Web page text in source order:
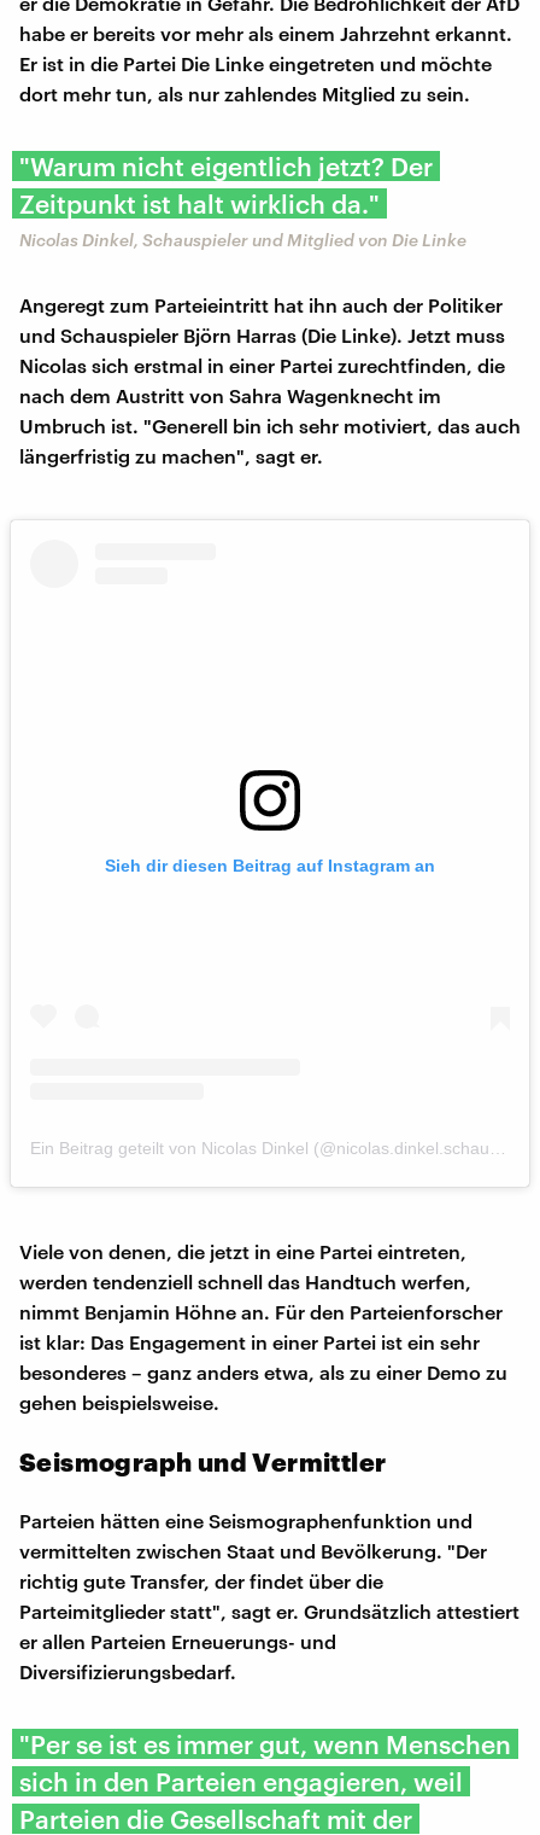
habe er bereits vor mehr als einem Jahrzehnt erkannt.
Er ist in die Partei Die Linke eingetreten und möchte
dort mehr tun, als nur zahlendes Mitglied zu sein.
"Warum nicht eigentlich jetzt? Der
Zeitpunkt ist halt wirklich da."
Nicolas Dinkel, Schauspieler und Mitglied von Die Linke
Angeregt zum Parteieintritt hat ihn auch der Politiker
und Schauspieler Björn Harras (Die Linke). Jetzt muss
Nicolas sich erstmal in einer Partei zurechtfinden, die
nach dem Austritt von Sahra Wagenknecht im
Umbruch ist. "Generell bin ich sehr motiviert, das auch
längerfristig zu machen", sagt er.
Sieh dir diesen Beitrag auf Instagram an
Viele von denen, die jetzt in eine Partei eintreten,
werden tendenziell schnell das Handtuch werfen,
nimmt Benjamin Höhne an. Für den Parteienforscher
ist klar: Das Engagement in einer Partei ist ein sehr
besonderes – ganz anders etwa, als zu einer Demo zu
gehen beispielsweise.
Seismograph und Vermittler
Parteien hätten eine Seismographenfunktion und
vermittelten zwischen Staat und Bevölkerung. "Der
richtig gute Transfer, der findet über die
Parteimitglieder statt", sagt er. Grundsätzlich attestiert
er allen Parteien Erneuerungs- und
Diversifizierungsbedarf.
"Per se ist es immer gut, wenn Menschen
sich in den Parteien engagieren, weil
Parteien die Gesellschaft mit der